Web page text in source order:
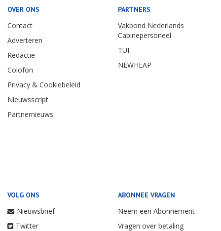
OVER ONS
Contact
Adverteren
Redactie
Colofon
Privacy & Cookiebeleid
Nieuwsscript
Partnernieuws
PARTNERS
Vakbond Nederlands
Cabinepersoneel
TUI
NEWHEAP
VOLG ONS
Nieuwsbrief
Twitter
ABONNEE VRAGEN
Neem een Abonnement
Vragen over betaling